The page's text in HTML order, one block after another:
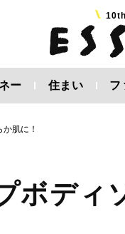
ー 住まい フ
肌に！
ボディ